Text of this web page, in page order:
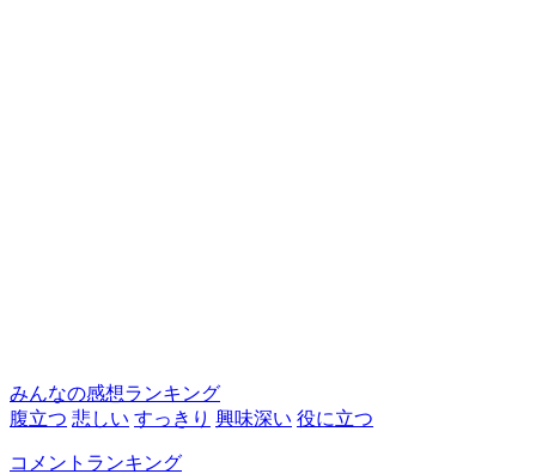
みんなの感想ランキング
腹立つ 悲しい すっきり 興味深い 役に立つ
コメントランキング